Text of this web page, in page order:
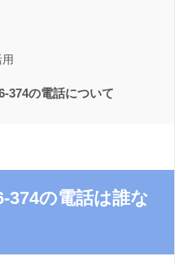
374の電話について
374の電話は誰な